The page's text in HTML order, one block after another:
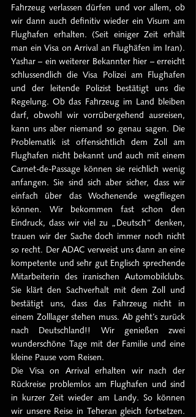
Fahrzeug verlassen dürfen und vor allem, ob
wir dann auch definitiv wieder ein Visum am
Flughafen erhalten. (Seit einiger Zeit erhält
man ein Visa on Arrival an Flughäfen im Iran).
Yashar – ein weiterer Bekannter hier – erreicht
schlussendlich die Visa Polizei am Flughafen
und der leitende Polizist bestätigt uns die
Regelung. Ob das Fahrzeug im Land bleiben
darf, obwohl wir vorrübergehend ausreisen,
kann uns aber niemand so genau sagen. Die
Problematik ist offensichtlich dem Zoll am
Flughafen nicht bekannt und auch mit einem
Carnet-de-Passage können sie reichlich wenig
anfangen. Sie sind sich aber sicher, dass wir
einfach über das Wochenende wegfliegen
können. Wir bekommen fast schon den
Eindruck, dass wir viel zu „Deutsch“ denken,
trauen wir der Sache doch immer noch nicht
so recht. Der ADAC verweist uns dann an eine
kompetente und sehr gut Englisch sprechende
Mitarbeiterin des iranischen Automobilclubs.
Sie klärt den Sachverhalt mit dem Zoll und
bestätigt uns, dass das Fahrzeug nicht in
einem Zolllager stehen muss. Ab geht’s zurück
nach Deutschland!! Wir genießen zwei
wunderschöne Tage mit der Familie und eine
kleine Pause vom Reisen.
Die Visa on Arrival erhalten wir nach der
Rückreise problemlos am Flughafen und sind
in kurzer Zeit wieder am Landy. So können
wir unsere Reise in Teheran gleich fortsetzen.